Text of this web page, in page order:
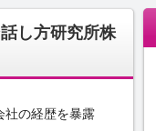
し方研究所株
社の経歴を暴露